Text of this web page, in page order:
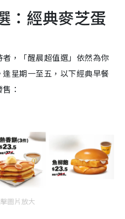
：經典麥芝蛋
，「醒晨超值選」依然為你
星期一至五，以下經典早餐
：
圖片放大